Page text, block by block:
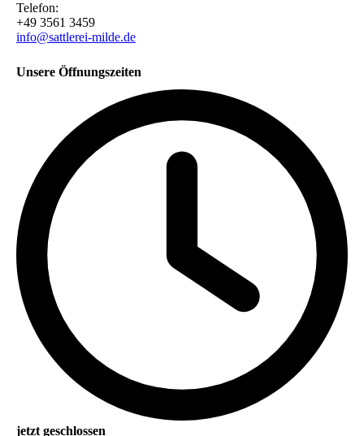
Telefon:
+49 3561 3459
info@sattlerei-milde.de
Unsere Öffnungszeiten
jetzt geschlossen